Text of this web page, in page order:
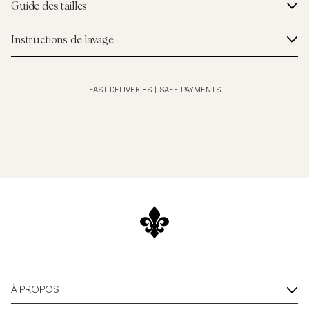
Guide des tailles
Instructions de lavage
FAST DELIVERIES SAFE PAYMENTS
À PROPOS